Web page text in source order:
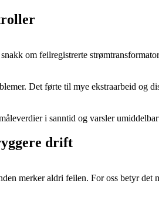
om feilregistrerte
Det førte til mye ekstraarbeid og
i sanntid og varsler
drift
merker aldri feilen. For oss betyr